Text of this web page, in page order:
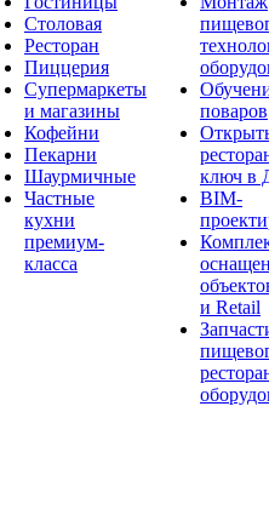
Столовая
Ресторан
Пиццерия
Супермаркеты
и магазины
Кофейни
Пекарни
Шаурмичные
Частные
кухни
премиум-
класса
поваров
ключ в
BIM-
и Retail